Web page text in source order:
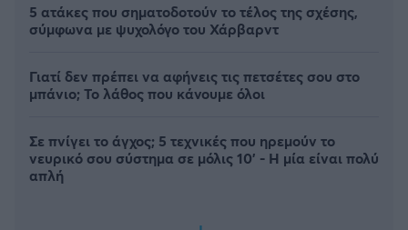
5 ατάκες που σηματοδοτούν το τέλος της σχέσης,
σύμφωνα με ψυχολόγο του Χάρβαρντ
Γιατί δεν πρέπει να αφήνεις τις πετσέτες σου στο
μπάνιο; Το λάθος που κάνουμε όλοι
Σε πνίγει το άγχος; 5 τεχνικές που ηρεμούν το
νευρικό σου σύστημα σε μόλις 10' - Η μία είναι πολύ
απλή